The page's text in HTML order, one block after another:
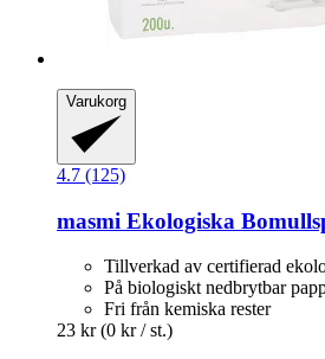
Varukorg
4.7 (125)
masmi Ekologiska
Tillverkad av certifierad
På biologiskt nedbrytbar
Fri från kemiska rester
23 kr (0 kr / st.)